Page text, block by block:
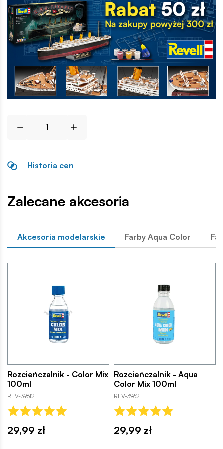
Historia cen
Zalecane akcesoria
Akcesoria modelarskie Farby Aqua Color
Rozcieńczalnik - Color Mix
100ml
REV-39612
29,99 zł
Rozcieńczalnik - Aqua
Color Mix 100ml
REV-39621
29,99 zł